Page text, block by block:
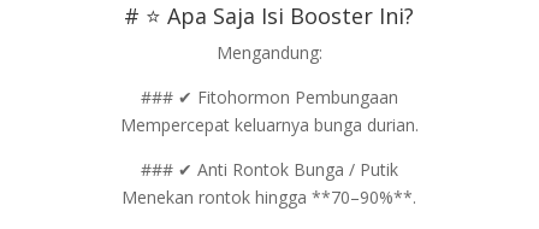
# ⭐ Apa Saja Isi Booster Ini?
Mengandung:
### ✔ Fitohormon Pembungaan
Mempercepat keluarnya bunga durian.
### ✔ Anti Rontok Bunga / Putik
Menekan rontok hingga **70–90%**.